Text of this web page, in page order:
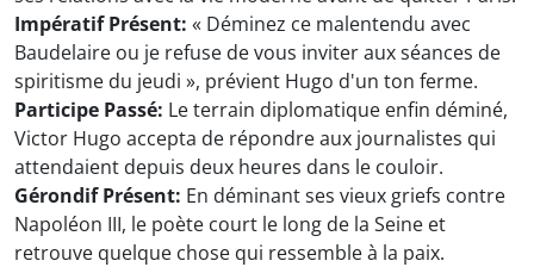
Impératif Présent: « Déminez ce malentendu avec
Baudelaire ou je refuse de vous inviter aux séances de
spiritisme du jeudi », prévient Hugo d'un ton ferme.
Participe Passé: Le terrain diplomatique enfin déminé,
Victor Hugo accepta de répondre aux journalistes qui
attendaient depuis deux heures dans le couloir.
Gérondif Présent: En déminant ses vieux griefs contre
Napoléon III, le poète court le long de la Seine et
retrouve quelque chose qui ressemble à la paix.